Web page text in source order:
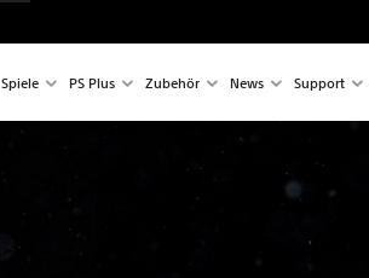
Spiele PS Plus Zubehör News Support